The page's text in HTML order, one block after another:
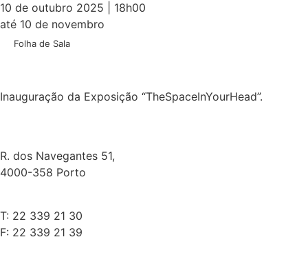
10 de outubro 2025 | 18h00
até 10 de novembro
Folha de Sala
Inauguração da Exposição “TheSpaceInYourHead”.
R. dos Navegantes 51,
4000-358 Porto
T: 22 339 21 30
F: 22 339 21 39